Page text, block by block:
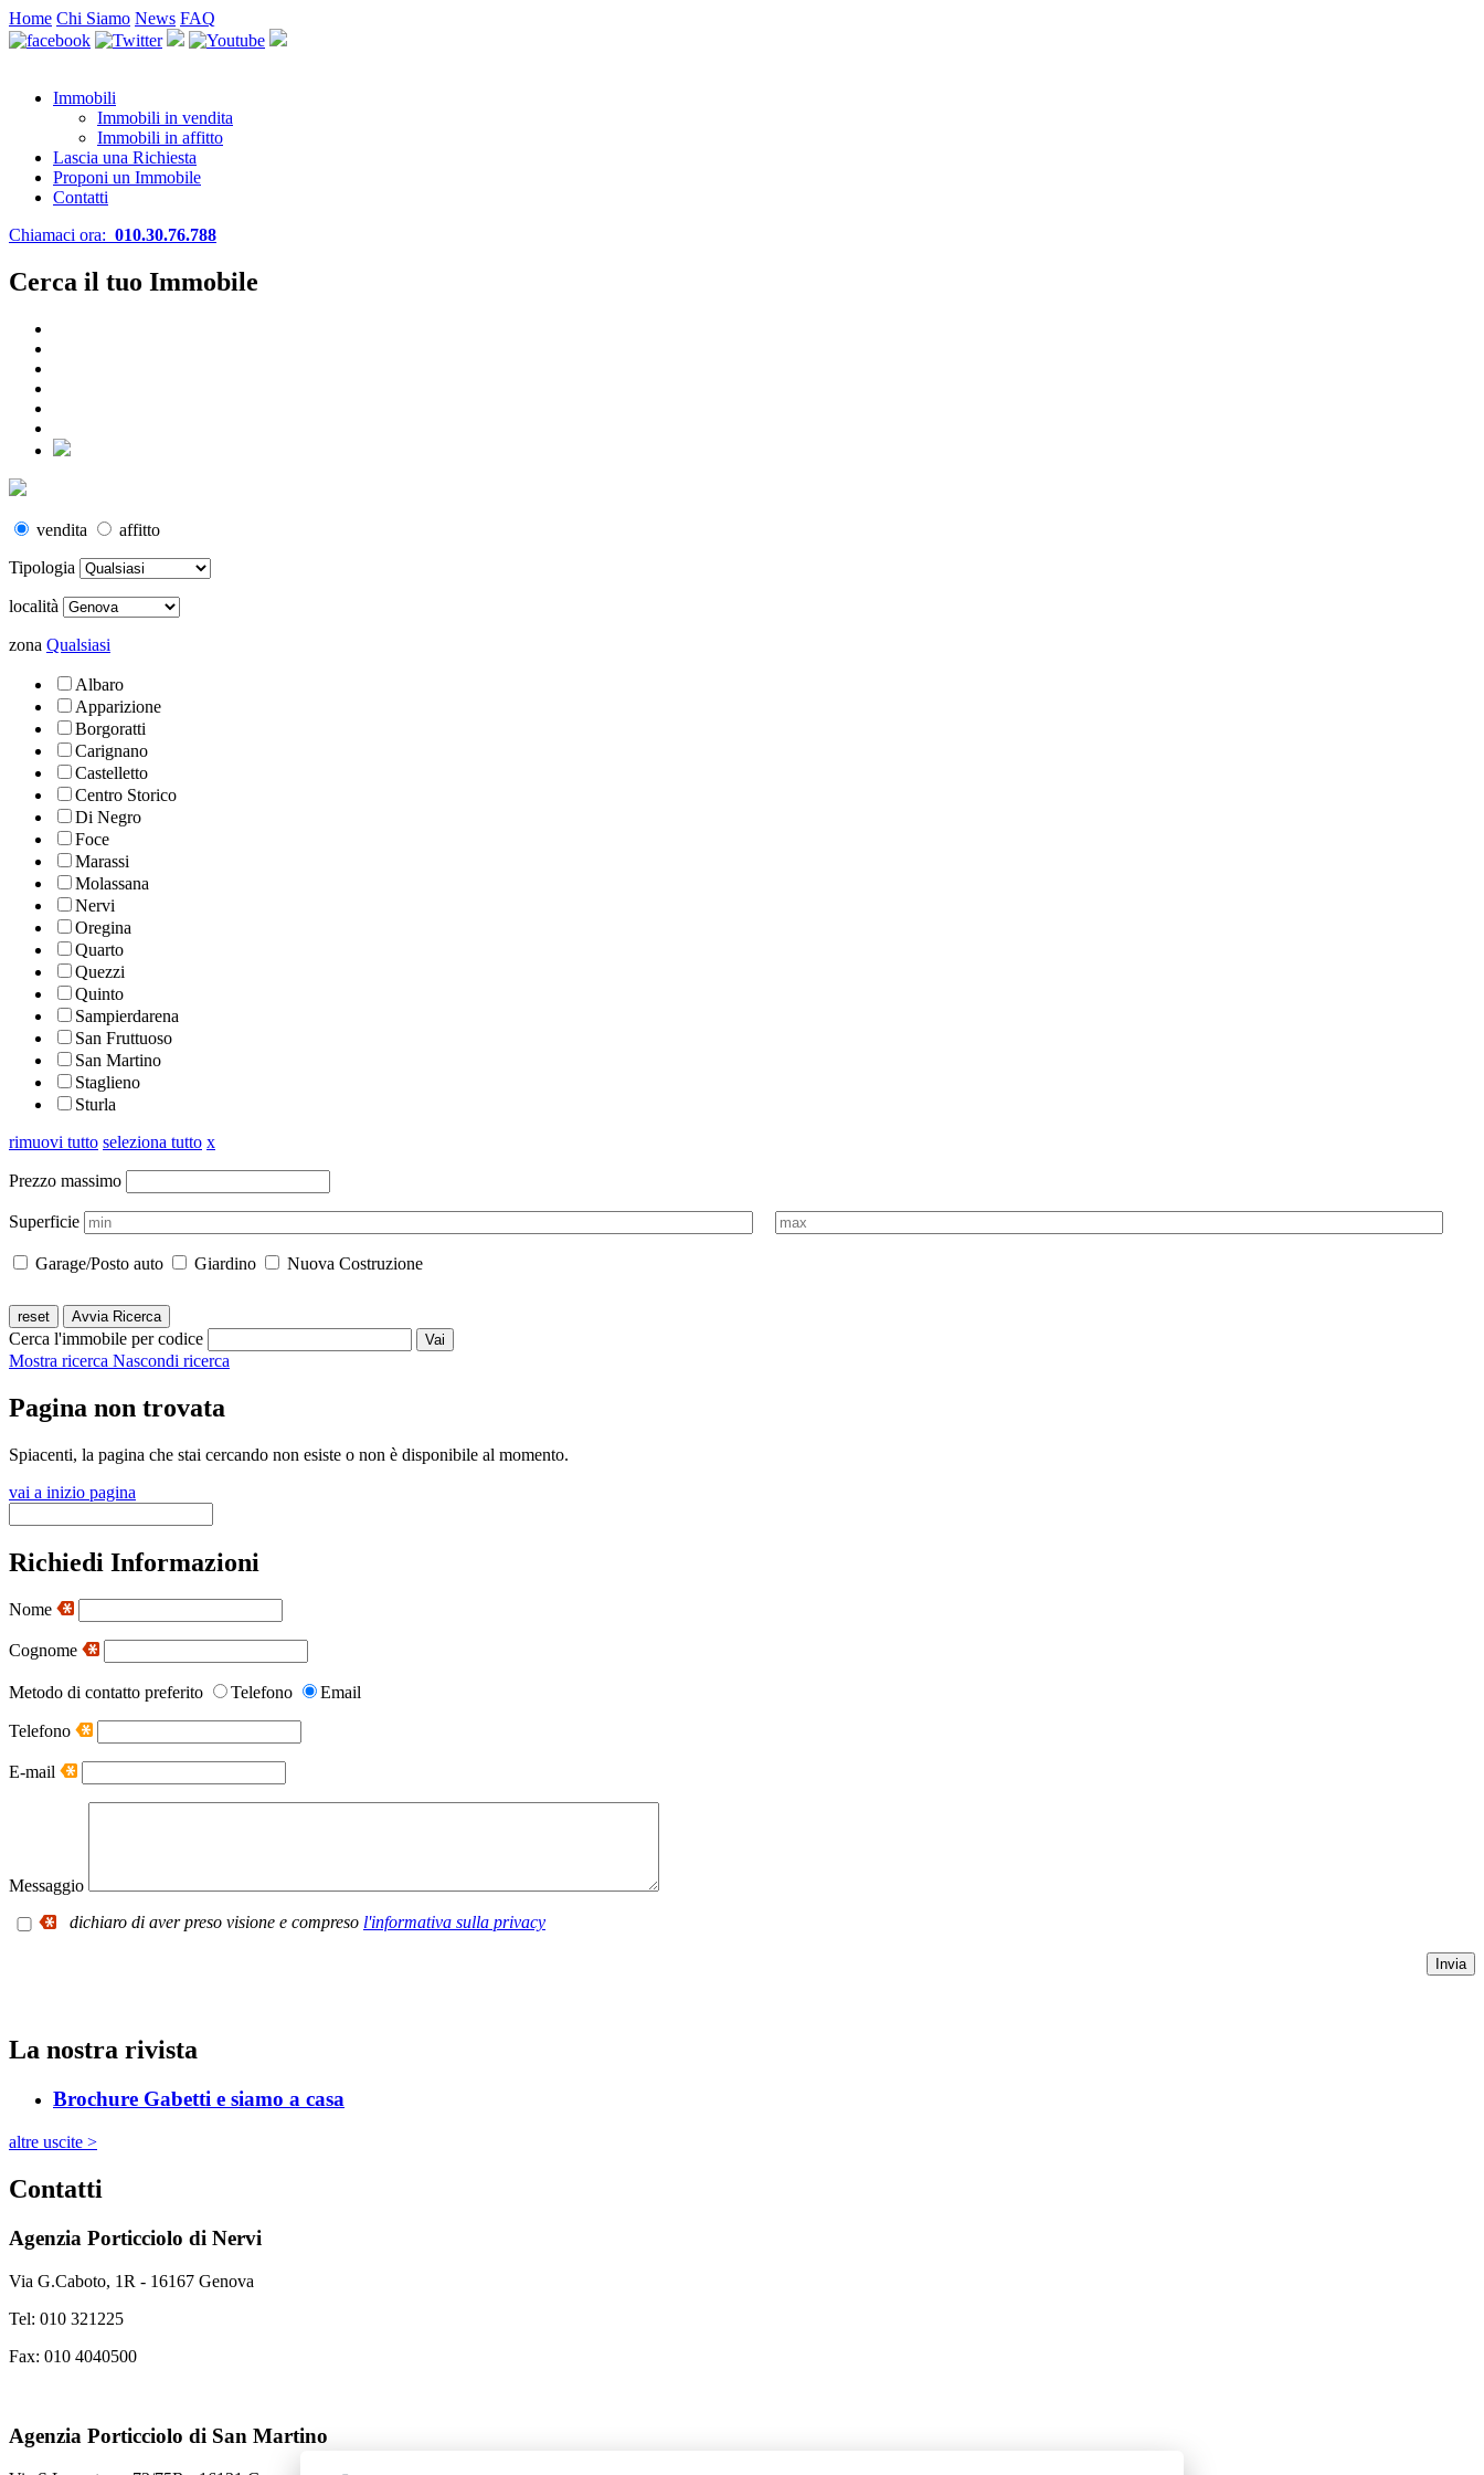
Home Chi Siamo News FAQ
Immobili
Immobili in vendita
Immobili in affitto
Lascia una Richiesta
Proponi un Immobile
Contatti
Chiamaci ora: 010.30.76.788
Cerca il tuo Immobile
vendita
affitto
Tipologia
località
zona Qualsiasi
Albaro
Apparizione
Borgoratti
Carignano
Castelletto
Centro Storico
Di Negro
Foce
Marassi
Molassana
Nervi
Oregina
Quarto
Quezzi
Quinto
Sampierdarena
San Fruttuoso
San Martino
Staglieno
Sturla
rimuovi tutto seleziona tutto x
Prezzo massimo
Superficie
Garage/Posto auto Giardino Nuova Costruzione
Cerca l'immobile per codice
Mostra ricerca Nascondi ricerca
Pagina non trovata
Spiacenti, la pagina che stai cercando non esiste o non è disponibile al momento.
vai a inizio pagina
Richiedi Informazioni
Nome
Cognome
Metodo di contatto preferito Telefono Email
Telefono
E-mail
Messaggio
dichiaro di aver preso visione e compreso l'informativa sulla privacy
La nostra rivista
Brochure Gabetti e siamo a casa
altre uscite >
Contatti
Agenzia Porticciolo di Nervi
Via G.Caboto, 1R - 16167 Genova
Tel: 010 321225
Fax: 010 4040500
Agenzia Porticciolo di San Martino